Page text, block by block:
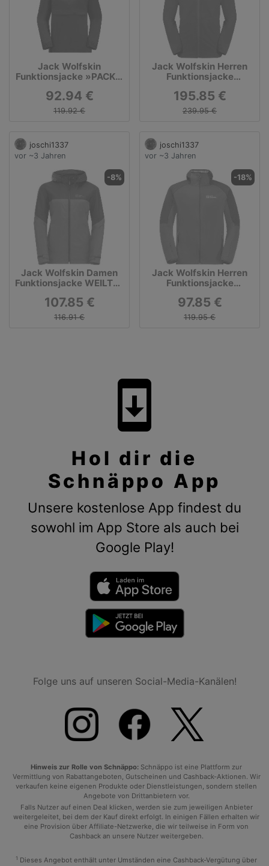
Jack Wolfskin
Funktionsjacke »PACK &
92.94 €
119.92 €
Jack Wolfskin Herren
Funktionsjacke
195.85 €
239.95 €
joschi1337
vor ~3 Jahren
-8%
Jack Wolfskin Damen
Funktionsjacke WEILTAL
107.85 €
116.91 €
joschi1337
vor ~3 Jahren
-18%
Jack Wolfskin Herren
Funktionsjacke
97.85 €
119.95 €
system_update
Hol dir die
Schnäppo App
Unsere kostenlose App findest du
sowohl im App Store als auch bei
Google Play!
Folge uns auf unseren Social-Media-Kanälen!
Hinweis zur Rolle von Schnäppo: Schnäppo ist eine Plattform zur
Vermittlung von Rabattangeboten, Gutscheinen und Cashback-Aktionen. Wir
verkaufen keine eigenen Produkte oder Dienstleistungen, sondern stellen
Angebote von Drittanbietern vor.
Falls Nutzer auf einen Deal klicken, werden sie zum jeweiligen Anbieter
weitergeleitet, bei dem der Kauf direkt erfolgt. In einigen Fällen erhalten wir
eine Provision über Affiliate-Netzwerke, die wir teilweise in Form von
Cashback an unsere Nutzer weitergeben.
1 Dieses Angebot enthält unter Umständen eine Cashback-Vergütung über